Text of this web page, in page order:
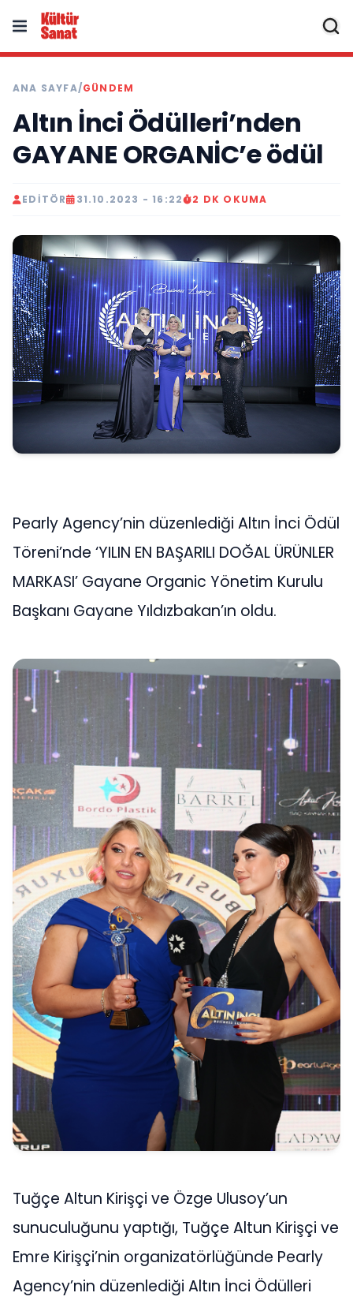
ANA SAYFA/GÜNDEM
Altın İnci Ödülleri’nden
GAYANE ORGANİC’e ödül
EDITÖR 31.10.2023 - 16:22 2 DK OKUMA
Pearly Agency’nin düzenlediği Altın İnci Ödül
Töreni’nde ‘YILIN EN BAŞARILI DOĞAL ÜRÜNLER
MARKASI’ Gayane Organic Yönetim Kurulu
Başkanı Gayane Yıldızbakan’ın oldu.
Tuğçe Altun Kirişçi ve Özge Ulusoy’un
sunuculuğunu yaptığı, Tuğçe Altun Kirişçi ve
Emre Kirişçi’nin organizatörlüğünde Pearly
Agency’nin düzenlediği Altın İnci Ödülleri